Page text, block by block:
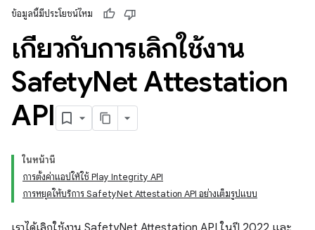
ข้อมูลนี้มีประโยชน์ไหม
เกี่ยวกับการเลิกใช้งาน
SafetyNet Attestation
API
ในหน้านี้
การตั้งค่าแอปให้ใช้ Play Integrity API
การหยุดให้บริการ SafetyNet Attestation API อย่างเต็มรูปแบบ